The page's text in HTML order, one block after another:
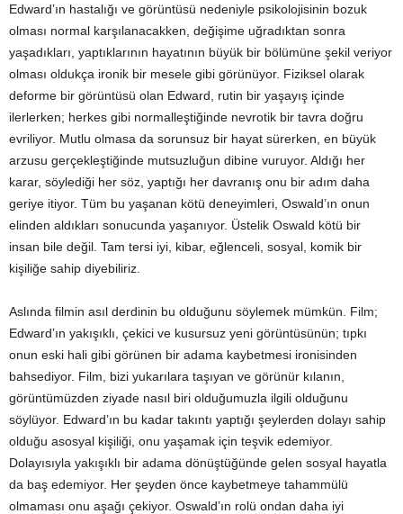
Edward’ın hastalığı ve görüntüsü nedeniyle psikolojisinin bozuk
olması normal karşılanacakken, değişime uğradıktan sonra
yaşadıkları, yaptıklarının hayatının büyük bir bölümüne şekil veriyor
olması oldukça ironik bir mesele gibi görünüyor. Fiziksel olarak
deforme bir görüntüsü olan Edward, rutin bir yaşayış içinde
ilerlerken; herkes gibi normalleştiğinde nevrotik bir tavra doğru
evriliyor. Mutlu olmasa da sorunsuz bir hayat sürerken, en büyük
arzusu gerçekleştiğinde mutsuzluğun dibine vuruyor. Aldığı her
karar, söylediği her söz, yaptığı her davranış onu bir adım daha
geriye itiyor. Tüm bu yaşanan kötü deneyimleri, Oswald’ın onun
elinden aldıkları sonucunda yaşanıyor. Üstelik Oswald kötü bir
insan bile değil. Tam tersi iyi, kibar, eğlenceli, sosyal, komik bir
kişiliğe sahip diyebiliriz.
Aslında filmin asıl derdinin bu olduğunu söylemek mümkün. Film;
Edward’ın yakışıklı, çekici ve kusursuz yeni görüntüsünün; tıpkı
onun eski hali gibi görünen bir adama kaybetmesi ironisinden
bahsediyor. Film, bizi yukarılara taşıyan ve görünür kılanın,
görüntümüzden ziyade nasıl biri olduğumuzla ilgili olduğunu
söylüyor. Edward’ın bu kadar takıntı yaptığı şeylerden dolayı sahip
olduğu asosyal kişiliği, onu yaşamak için teşvik edemiyor.
Dolayısıyla yakışıklı bir adama dönüştüğünde gelen sosyal hayatla
da baş edemiyor. Her şeyden önce kaybetmeye tahammülü
olmaması onu aşağı çekiyor. Oswald’ın rolü ondan daha iyi